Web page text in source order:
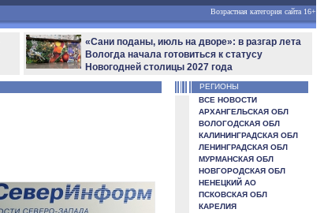
Возрастная категория сайта 16+
«Сани поданы, июль на дворе»: в разгар лета
Вологда начала готовиться к статусу
Новогодней столицы 2027 года
РЕГИОНЫ
ВСЕ НОВОСТИ
АРХАНГЕЛЬСКАЯ ОБЛ
ВОЛОГОДСКАЯ ОБЛ
КАЛИНИНГРАДСКАЯ ОБЛ
ЛЕНИНГРАДСКАЯ ОБЛ
МУРМАНСКАЯ ОБЛ
НОВГОРОДСКАЯ ОБЛ
НЕНЕЦКИЙ АО
ПСКОВСКАЯ ОБЛ
КАРЕЛИЯ